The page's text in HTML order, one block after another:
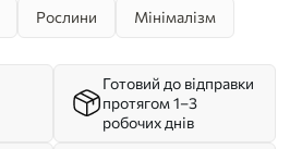
Рослини Мінімалізм
Готовий до відправки
протягом 1–3
робочих днів